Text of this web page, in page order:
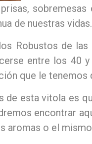
de nuestras vidas.
Robustos de
entre los 40
que le tenemos
de esta vitola es
encontrar
aromas o el